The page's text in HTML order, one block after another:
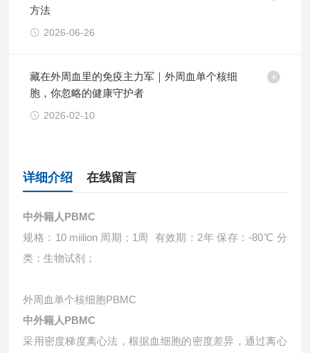
方法
2026-06-26
藏在外周血里的免疫主力军｜外周血单个核细
胞，你忽略的健康守护者
2026-02-10
详细介绍 在线留言
中外籍人PBMC
规格：10 miilion 周期；1周 有效期：2年 保存：-80℃ 分
类：生物试剂；
外周血单个核细胞PBMC
中外籍人PBMC
采用密度梯度离心法，根据血细胞的密度差异，通过离心